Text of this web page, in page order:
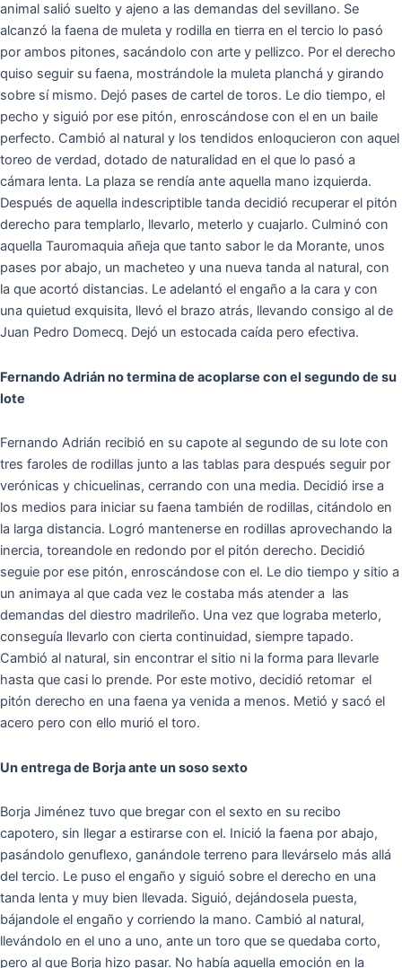
animal salió suelto y ajeno a las demandas del sevillano. Se
alcanzó la faena de muleta y rodilla en tierra en el tercio lo pasó
por ambos pitones, sacándolo con arte y pellizco. Por el derecho
quiso seguir su faena, mostrándole la muleta planchá y girando
sobre sí mismo. Dejó pases de cartel de toros. Le dio tiempo, el
pecho y siguió por ese pitón, enroscándose con el en un baile
perfecto. Cambió al natural y los tendidos enloqucieron con aquel
toreo de verdad, dotado de naturalidad en el que lo pasó a
cámara lenta. La plaza se rendía ante aquella mano izquierda.
Después de aquella indescriptible tanda decidió recuperar el pitón
derecho para templarlo, llevarlo, meterlo y cuajarlo. Culminó con
aquella Tauromaquia añeja que tanto sabor le da Morante, unos
pases por abajo, un macheteo y una nueva tanda al natural, con
la que acortó distancias. Le adelantó el engaño a la cara y con
una quietud exquisita, llevó el brazo atrás, llevando consigo al de
Juan Pedro Domecq. Dejó un estocada caída pero efectiva.
Fernando Adrián no termina de acoplarse con el segundo de su
lote
Fernando Adrián recibió en su capote al segundo de su lote con
tres faroles de rodillas junto a las tablas para después seguir por
verónicas y chicuelinas, cerrando con una media. Decidió irse a
los medios para iniciar su faena también de rodillas, citándolo en
la larga distancia. Logró mantenerse en rodillas aprovechando la
inercia, toreandole en redondo por el pitón derecho. Decidió
seguie por ese pitón, enroscándose con el. Le dio tiempo y sitio a
un animaya al que cada vez le costaba más atender a las
demandas del diestro madrileño. Una vez que lograba meterlo,
conseguía llevarlo con cierta continuidad, siempre tapado.
Cambió al natural, sin encontrar el sitio ni la forma para llevarle
hasta que casi lo prende. Por este motivo, decidió retomar el
pitón derecho en una faena ya venida a menos. Metió y sacó el
acero pero con ello murió el toro.
Un entrega de Borja ante un soso sexto
Borja Jiménez tuvo que bregar con el sexto en su recibo
capotero, sin llegar a estirarse con el. Inició la faena por abajo,
pasándolo genuflexo, ganándole terreno para llevárselo más allá
del tercio. Le puso el engaño y siguió sobre el derecho en una
tanda lenta y muy bien llevada. Siguió, dejándosela puesta,
bájandole el engaño y corriendo la mano. Cambió al natural,
llevándolo en el uno a uno, ante un toro que se quedaba corto,
pero al que Borja hizo pasar. No había aquella emoción en la